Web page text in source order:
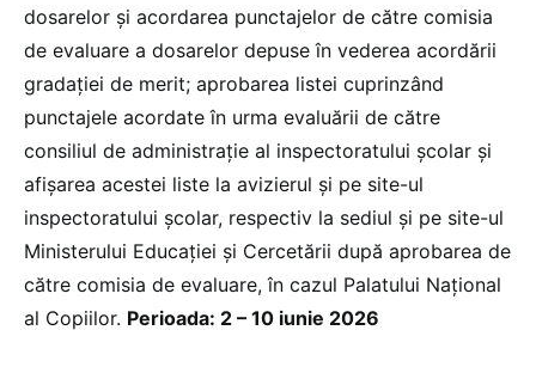
dosarelor şi acordarea punctajelor de către comisia
de evaluare a dosarelor depuse în vederea acordării
gradaţiei de merit; aprobarea listei cuprinzând
punctajele acordate în urma evaluării de către
consiliul de administraţie al inspectoratului şcolar şi
afişarea acestei liste la avizierul şi pe site-ul
inspectoratului şcolar, respectiv la sediul şi pe site-ul
Ministerului Educației și Cercetării după aprobarea de
către comisia de evaluare, în cazul Palatului Naţional
al Copiilor. Perioada: 2 – 10 iunie 2026